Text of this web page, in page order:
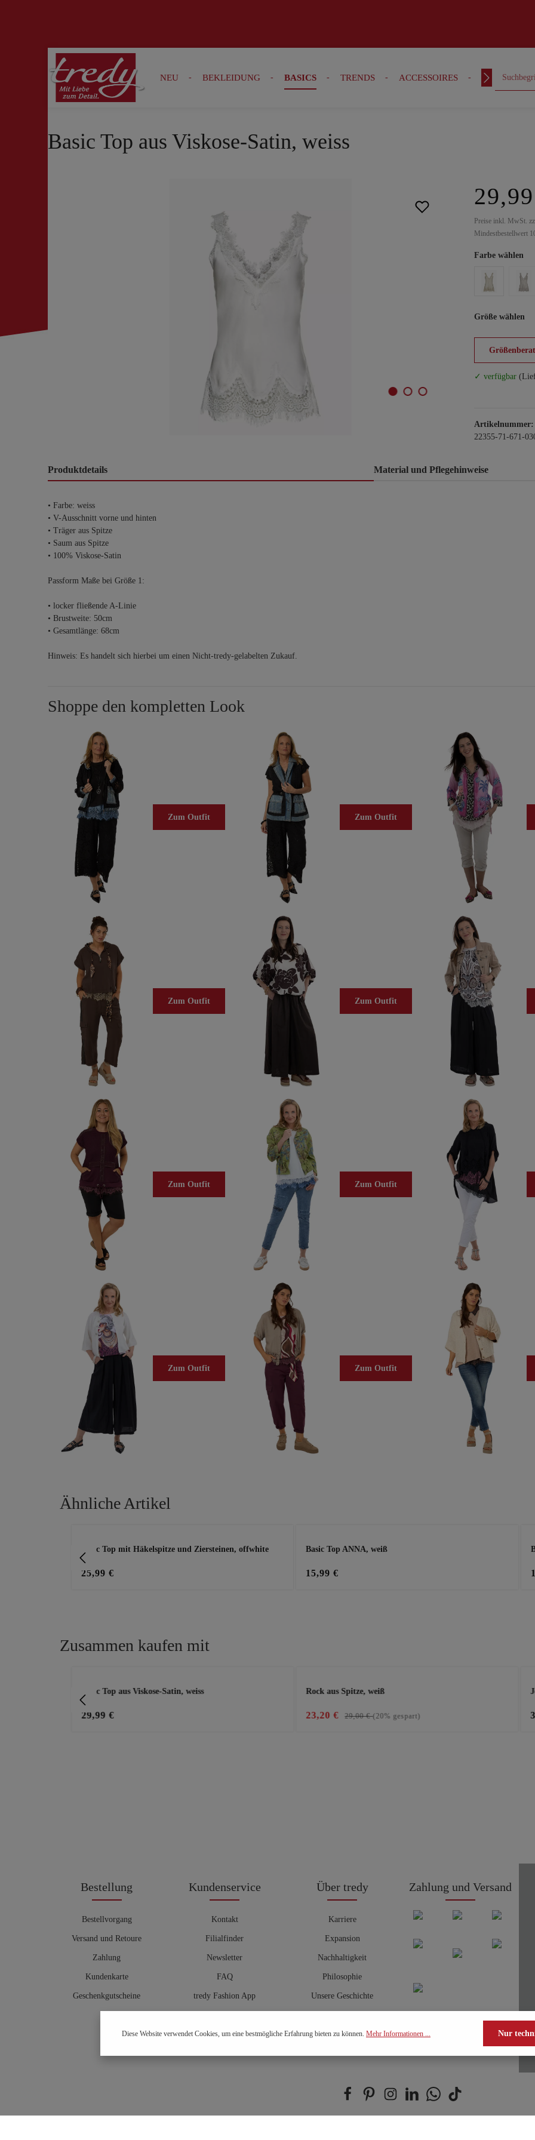
Zur Suche springen Zur Hauptnavigation springen
NEU BEKLEIDUNG BASICS TRENDS ACCESSOIRES OUTFITS
Basic Top aus Viskose-Satin, weiss
Preise inkl. MwSt.
Mindestbestellwert
Farbe wählen
Größe wählen
✓ verfügbar
Artikelnummer:
22355-71-671-
Produktdetails Material und Pflegehinweise
• Farbe: weiss
• V-Ausschnitt vorne und hinten
• Träger aus Spitze
• Saum aus Spitze
• 100% Viskose-Satin
Passform Maße bei Größe 1:
• locker fließende A-Linie
• Brustweite: 50cm
• Gesamtlänge: 68cm
Hinweis: Es handelt sich hierbei um einen Nicht-tredy-gelabelten Zukauf.
Shoppe den kompletten Look
Zum Outfit Zum Outfit
Zum Outfit Zum Outfit
Zum Outfit Zum Outfit
Zum Outfit Zum Outfit
Ähnliche Artikel
Basic Top mit Häkelspitze und Ziersteinen, offwhite
25,99 €
Basic Top ANNA, weiß
15,99 €
Zusammen kaufen mit
Basic Top aus Viskose-Satin, weiss
29,99 €
Rock aus Spitze, weiß
23,20 € 29,00 €(20% gespart)
Bestellung
Bestellvorgang
Versand und Retoure
Zahlung
Kundenkarte
Geschenkgutscheine
Kundenservice
Kontakt
Filialfinder
Newsletter
FAQ
tredy Fashion App
Hosenberater
Über tredy
Karriere
Expansion
Nachhaltigkeit
Philosophie
Unsere Geschichte
Zahlung und Versand
Diese Website verwendet Cookies, um eine bestmögliche Erfahrung bieten zu können. Mehr Informationen ... Nur